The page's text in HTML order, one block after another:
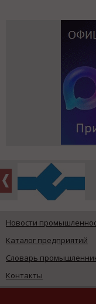
Новости
Каталог предприятий
Словарь
Контакты